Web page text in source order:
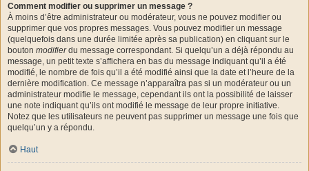
Comment modifier ou supprimer un message ?
À moins d’être administrateur ou modérateur, vous ne pouvez modifier ou
supprimer que vos propres messages. Vous pouvez modifier un message
(quelquefois dans une durée limitée après sa publication) en cliquant sur le
bouton modifierdu message correspondant. Si quelqu’un a déjà répondu au
message, un petit texte s’affichera en bas du message indiquant qu’il a été
modifié, le nombre de fois qu’il a été modifié ainsi que la date et l’heure de la
dernière modification. Ce message n’apparaîtra pas si un modérateur ou un
administrateur modifie le message, cependant ils ont la possibilité de laisser
une note indiquant qu’ils ont modifié le message de leur propre initiative.
Notez que les utilisateurs ne peuvent pas supprimer un message une fois que
quelqu’un y a répondu.
Haut